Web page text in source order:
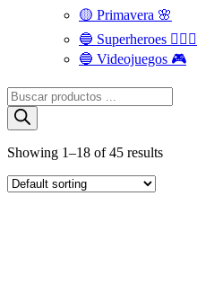
🟡 Primavera 🌸
🔵 Superheroes 🦸🏻‍♂️
🔵 Videojuegos 🎮
Búsqueda
de
productos
Showing 1–18 of 45 results